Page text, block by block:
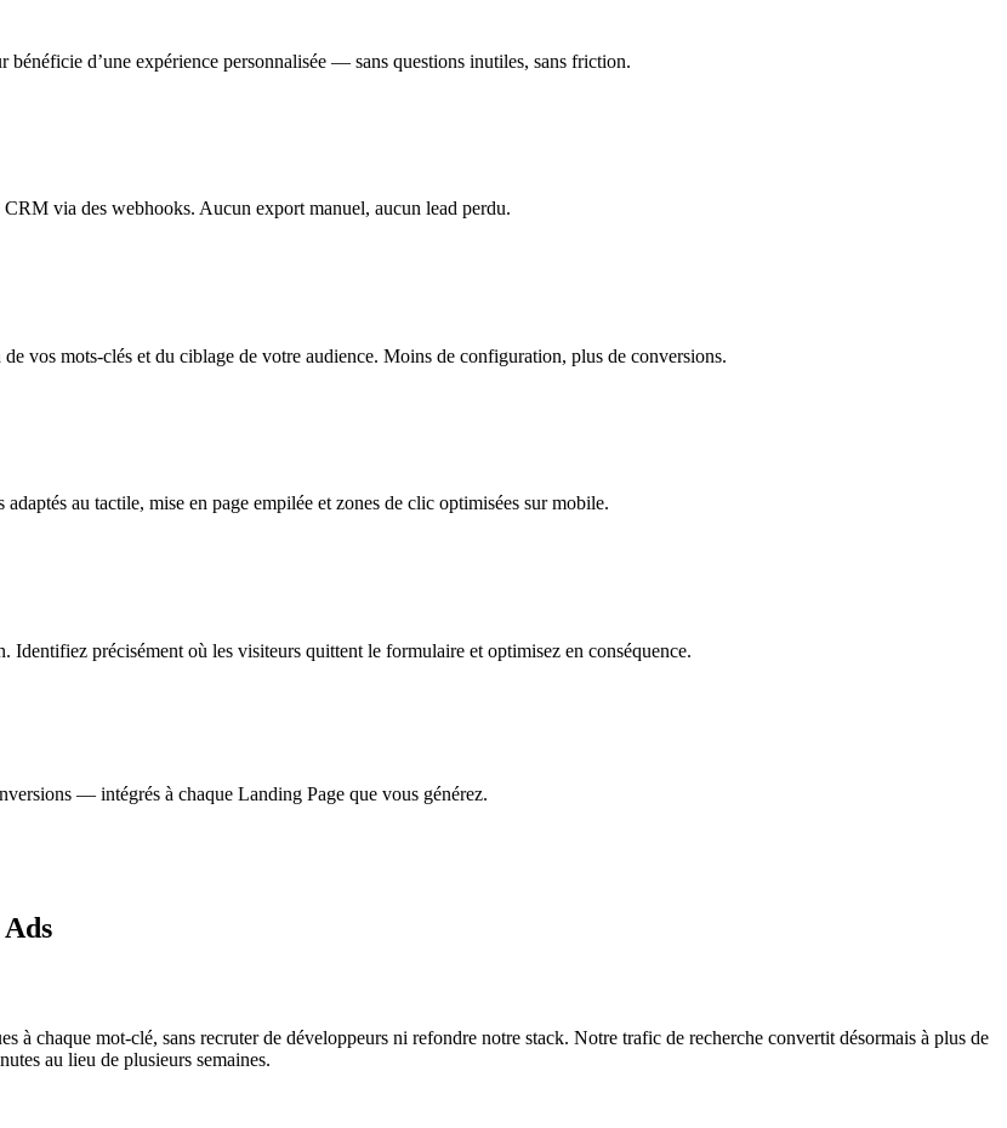
d’une expérience personnalisée — sans questions inutiles, sans friction.
via des webhooks. Aucun export manuel, aucun lead perdu.
vos mots-clés et du ciblage de votre audience. Moins de configuration, plus de conversions.
au tactile, mise en page empilée et zones de clic optimisées sur mobile.
Identifiez précisément où les visiteurs quittent le formulaire et optimisez en conséquence.
— intégrés à chaque Landing Page que vous générez.
à chaque mot-clé, sans recruter de développeurs ni refondre notre stack. Notre trafic de recherche convertit désormais à plus de
au lieu de plusieurs semaines.